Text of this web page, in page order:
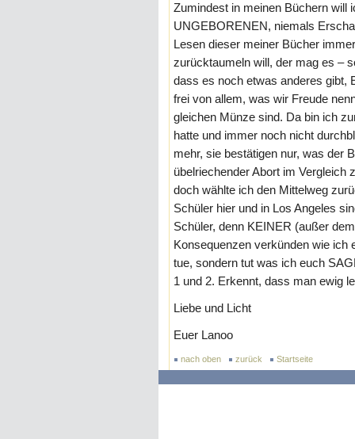
Zumindest in meinen Büchern will
UNGEBORENEN, niemals
Lesen dieser meiner Bücher
zurücktaumeln will, der mag es –
dass es noch etwas anderes gibt,
frei von allem, was wir Freude
gleichen Münze sind. Da bin ich
hatte und immer noch nicht
mehr, sie bestätigen nur, was der
übelriechender Abort im Vergleich
doch wählte ich den Mittelweg
Schüler hier und in Los Angeles
Schüler, denn KEINER (außer
Konsequenzen verkünden wie ich
tue, sondern tut was ich euch
1 und 2. Erkennt, dass man ewig
Liebe und Licht
Euer Lanoo
nach oben zurück Startseite